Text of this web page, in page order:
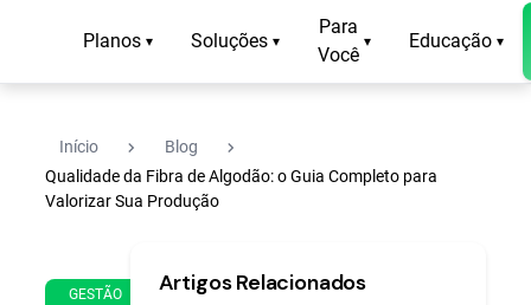
Planos ▾ Soluções ▾
Para
Você
▾ Educação ▾
Início navigate_next Blog navigate_next
Qualidade da Fibra de Algodão: o Guia Completo para
Valorizar Sua Produção
GESTÃO
de
min
Artigos Relacionados